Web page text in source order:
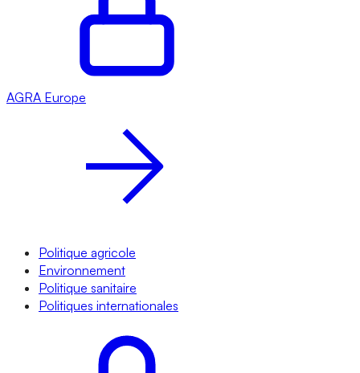
AGRA Europe
Politique agricole
Environnement
Politique sanitaire
Politiques internationales